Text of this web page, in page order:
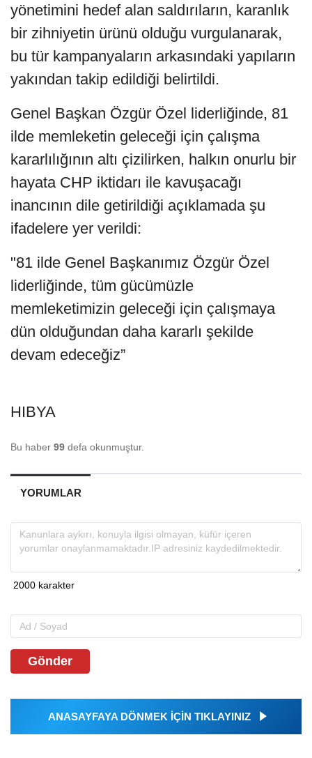
yönetimini hedef alan saldırıların, karanlık
bir zihniyetin ürünü olduğu vurgulanarak,
bu tür kampanyaların arkasındaki yapıların
yakından takip edildiği belirtildi.
Genel Başkan Özgür Özel liderliğinde, 81
ilde memleketin geleceği için çalışma
kararlılığının altı çizilirken, halkın onurlu bir
hayata CHP iktidarı ile kavuşacağı
inancının dile getirildiği açıklamada şu
ifadelere yer verildi:
"81 ilde Genel Başkanımız Özgür Özel
liderliğinde, tüm gücümüzle
memleketimizin geleceği için çalışmaya
dün olduğundan daha kararlı şekilde
devam edeceğiz”
HIBYA
Bu haber 99 defa okunmuştur.
YORUMLAR
Gönder
ANASAYFAYA DÖNMEK İÇİN TIKLAYINIZ